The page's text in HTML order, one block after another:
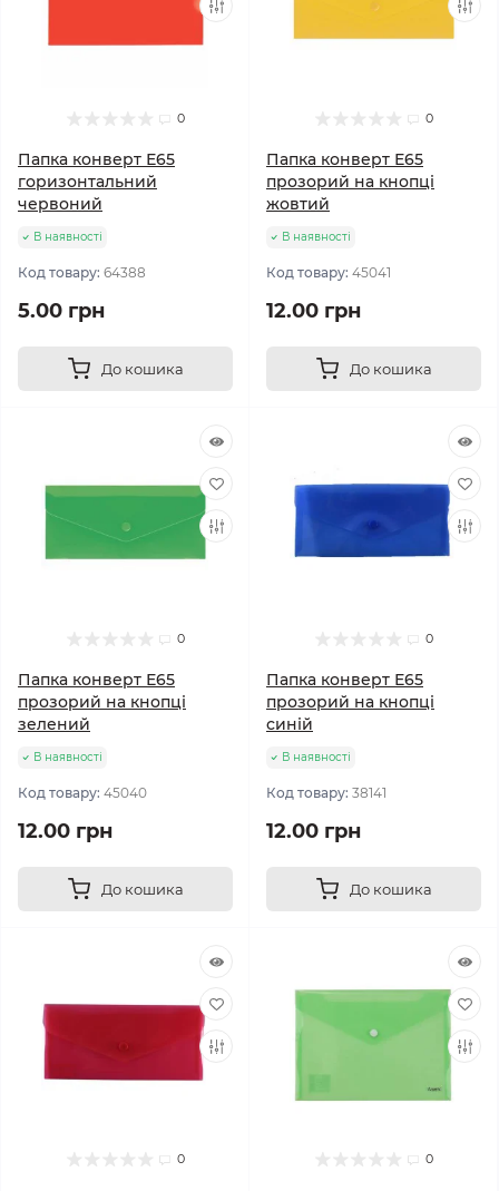
0
Папка конверт Е65
горизонтальний
червоний
В наявності
Код товару: 64388
5.00 грн
До кошика
0
Папка конверт Е65
прозорий на кнопці
жовтий
В наявності
Код товару: 45041
12.00 грн
До кошика
0
Папка конверт Е65
прозорий на кнопці
зелений
В наявності
Код товару: 45040
12.00 грн
До кошика
0
Папка конверт Е65
прозорий на кнопці
синій
В наявності
Код товару: 38141
12.00 грн
До кошика
0 0